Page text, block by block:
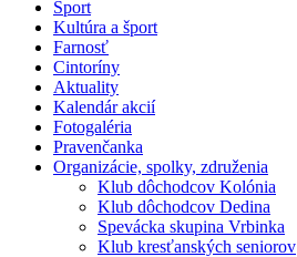
Šport
Kultúra a šport
Farnosť
Cintoríny
Aktuality
Kalendár akcií
Fotogaléria
Pravenčanka
Organizácie, spolky, združenia
Klub dôchodcov Kolónia
Klub dôchodcov Dedina
Spevácka skupina Vrbinka
Klub kresťanských seniorov